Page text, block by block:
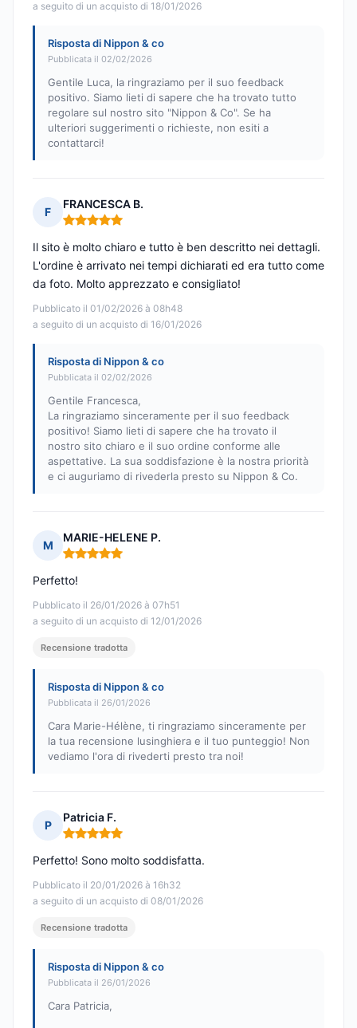
a seguito di un acquisto di 18/01/2026
Risposta di Nippon & co
Pubblicata il 02/02/2026
Gentile Luca, la ringraziamo per il suo feedback
positivo. Siamo lieti di sapere che ha trovato tutto
regolare sul nostro sito "Nippon & Co". Se ha
ulteriori suggerimenti o richieste, non esiti a
contattarci!
F
FRANCESCA B.
Nota: 5 su 5
Pubblicato il 01/02/2026 à 08h48
a seguito di un acquisto di 16/01/2026
Il sito è molto chiaro e tutto è ben descritto nei dettagli.
L'ordine è arrivato nei tempi dichiarati ed era tutto come
da foto. Molto apprezzato e consigliato!
Risposta di Nippon & co
Pubblicata il 02/02/2026
Gentile Francesca,
La ringraziamo sinceramente per il suo feedback
positivo! Siamo lieti di sapere che ha trovato il
nostro sito chiaro e il suo ordine conforme alle
aspettative. La sua soddisfazione è la nostra priorità
e ci auguriamo di rivederla presto su Nippon & Co.
M
MARIE-HELENE P.
Nota: 5 su 5
Pubblicato il 26/01/2026 à 07h51
a seguito di un acquisto di 12/01/2026
Perfetto!
Recensione tradotta
Risposta di Nippon & co
Pubblicata il 26/01/2026
Cara Marie-Hélène, ti ringraziamo sinceramente per
la tua recensione lusinghiera e il tuo punteggio! Non
vediamo l'ora di rivederti presto tra noi!
P
Patricia F.
Nota: 5 su 5
Pubblicato il 20/01/2026 à 16h32
a seguito di un acquisto di 08/01/2026
Perfetto! Sono molto soddisfatta.
Recensione tradotta
Risposta di Nippon & co
Pubblicata il 26/01/2026
Cara Patricia,